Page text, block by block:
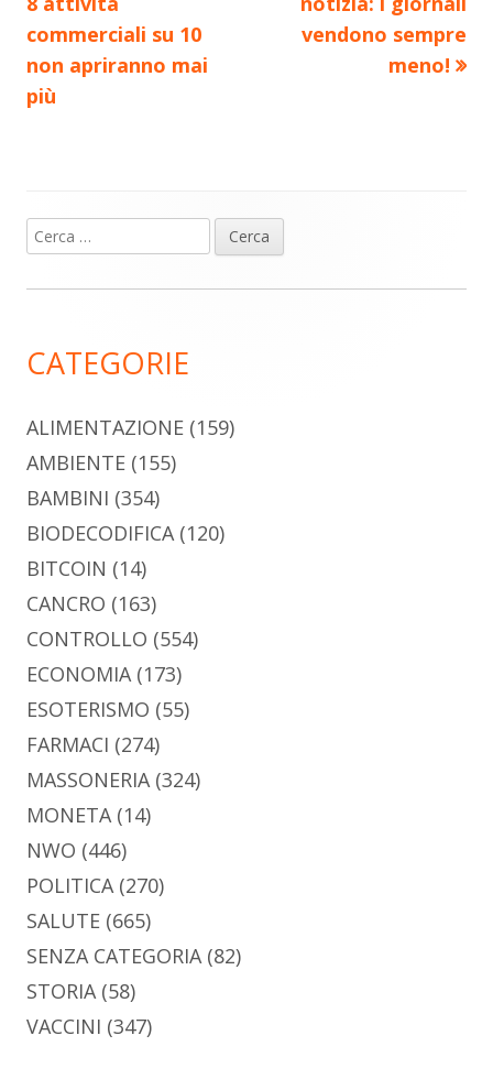
articoli
commerciali su 10
non apriranno mai
più
vendono sempre
meno!
Barra
laterale
Ricerca
per:
CATEGORIE
ALIMENTAZIONE (159)
AMBIENTE (155)
BAMBINI (354)
BIODECODIFICA(120)
BITCOIN (14)
CANCRO (163)
CONTROLLO (554)
ECONOMIA(173)
ESOTERISMO (55)
FARMACI (274)
MASSONERIA(324)
MONETA(14)
NWO (446)
POLITICA(270)
SALUTE (665)
SENZA CATEGORIA(82)
STORIA(58)
VACCINI (347)